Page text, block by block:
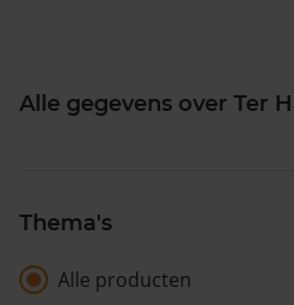
Alle gegevens over Ter
Thema's
Alle producten